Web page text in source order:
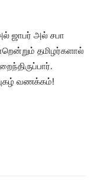
ஜாபர் அல் சபா
தமிழர்களால்
வணக்கம்!